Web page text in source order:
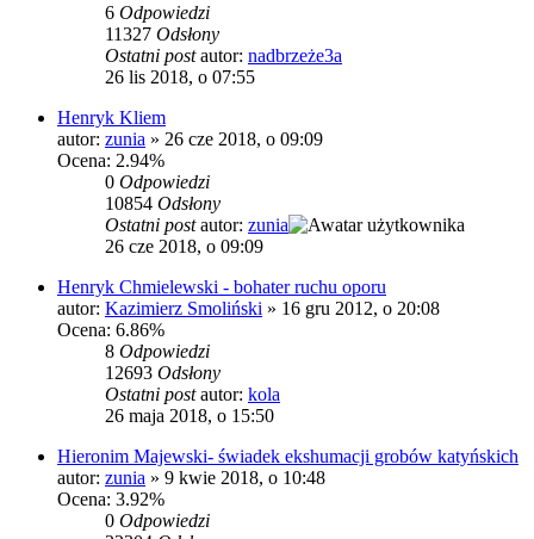
6 Odpowiedzi
11327 Odsłony
Ostatni postautor: nadbrzeże3a
26 lis 2018, o 07:55
Henryk Kliem
autor: zunia » 26 cze 2018, o 09:09
Ocena: 2.94%
0 Odpowiedzi
10854 Odsłony
Ostatni postautor: zunia
26 cze 2018, o 09:09
Henryk Chmielewski - bohater ruchu oporu
autor: Kazimierz Smoliński » 16 gru 2012, o 20:08
Ocena: 6.86%
8 Odpowiedzi
12693 Odsłony
Ostatni postautor: kola
26 maja 2018, o 15:50
Hieronim Majewski- świadek ekshumacji grobów katyńskich
autor: zunia » 9 kwie 2018, o 10:48
Ocena: 3.92%
0 Odpowiedzi